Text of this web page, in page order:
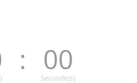
: 00
Seconde(s)